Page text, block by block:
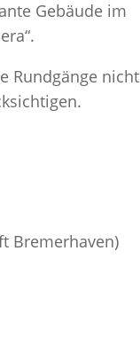
Gebäude im
Rundgänge nicht
Bremerhaven)